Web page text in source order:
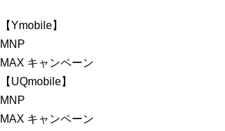
【Ymobile】
MNP
MAX キャンペーン
【UQmobile】
MNP
MAX キャンペーン